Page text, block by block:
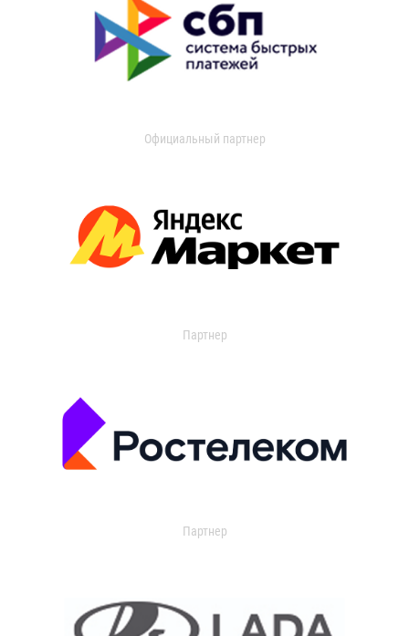
Официальный партнер
Партнер
Партнер